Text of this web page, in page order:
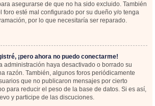
asegurarse de que no ha sido excluido. También
foro esté mal configurado por su dueño y/o tenga
por lo que necesitaría ser reparado.
¡pero ahora no puedo conectarme!
administración haya desactivado o borrado su
razón. También, algunos foros periódicamente
que no publicaron mensajes por cierto
para reducir el peso de la base de datos. Si es así,
y participe de las discuciones.